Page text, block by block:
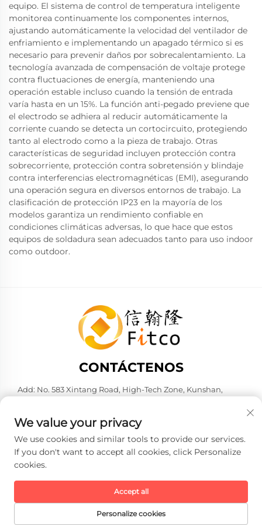
equipo. El sistema de control de temperatura inteligente
monitorea continuamente los componentes internos,
ajustando automáticamente la velocidad del ventilador de
enfriamiento e implementando un apagado térmico si es
necesario para prevenir daños por sobrecalentamiento. La
tecnología avanzada de compensación de voltaje protege
contra fluctuaciones de energía, manteniendo una
operación estable incluso cuando la tensión de entrada
varía hasta en un 15%. La función anti-pegado previene que
el electrodo se adhiera al reducir automáticamente la
corriente cuando se detecta un cortocircuito, protegiendo
tanto al electrodo como a la pieza de trabajo. Otras
características de seguridad incluyen protección contra
sobrecorriente, protección contra sobretensión y blindaje
contra interferencias electromagnéticas (EMI), asegurando
una operación segura en diversos entornos de trabajo. La
clasificación de protección IP23 en la mayoría de los
modelos garantiza un rendimiento confiable en
condiciones climáticas adversas, lo que hace que estos
equipos de soldadura sean adecuados tanto para uso indoor
como outdoor.
CONTÁCTENOS
Add: No. 583 Xintang Road, High-Tech Zone, Kunshan,
Tel:+86-137 6186 0079
Correo electrónico:[email protected]
Todos los derechos reservados. -
We value your privacy
We use cookies and similar tools to provide our services.
If you don't want to accept all cookies, click Personalize
cookies.
Personalize cookies
Accept all